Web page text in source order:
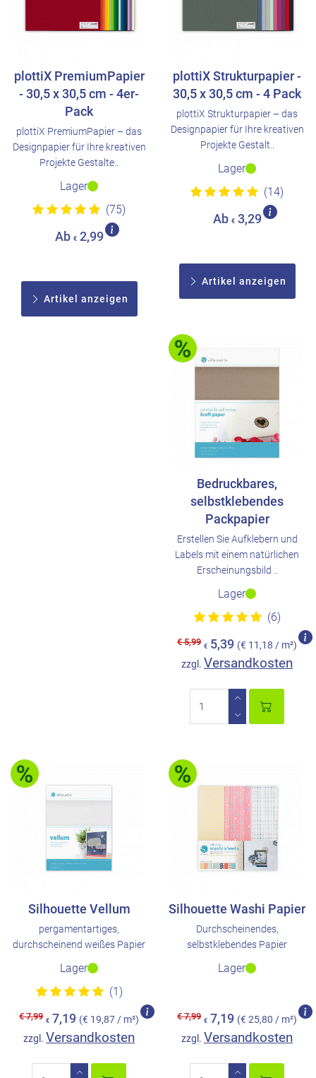
plottiX PremiumPapier
- 30,5 x 30,5 cm - 4er-
Pack
plottiX PremiumPapier – das
Designpapier für Ihre kreativen
Projekte Gestalte..
Lager
(75)
Ab € 2,99
Artikel anzeigen
plottiX Strukturpapier -
30,5 x 30,5 cm - 4 Pack
plottiX Strukturpapier – das
Designpapier für Ihre kreativen
Projekte Gestalt..
Lager
(14)
Ab € 3,29
Artikel anzeigen
Bedruckbares,
selbstklebendes
Packpapier
Erstellen Sie Aufklebern und
Labels mit einem natürlichen
Erscheinungsbild ..
Lager
(6)
€ 5,99 € 5,39 (€ 11,18 / m²)
zzgl. Versandkosten
Silhouette Vellum
pergamentartiges,
durchscheinend weißes Papier
Lager
(1)
€ 7,99 € 7,19 (€ 19,87 / m²)
zzgl. Versandkosten
Silhouette Washi Papier
Durchscheinendes,
selbstklebendes Papier
Lager
€ 7,99 € 7,19 (€ 25,80 / m²)
zzgl. Versandkosten